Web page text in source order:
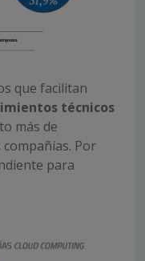
que facilitan
técnicos
más de
Por
para